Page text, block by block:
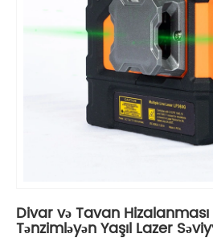
Divar və Tavan
Tənzimləyən Yaşıl Lazer